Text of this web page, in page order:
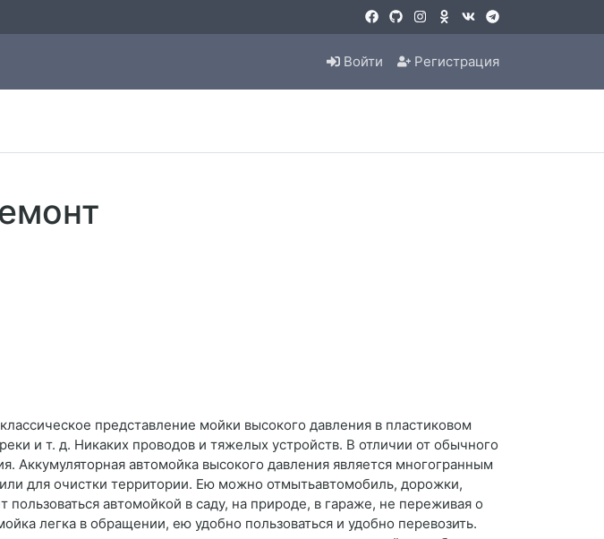
Войти Регистрация
представление мойки высокого давления в пластиковом
и т. д. Никаких проводов и тяжелых устройств. В отличии от обычного
Аккумуляторная автомойка высокого давления является многогранным
для очистки территории. Ею можно отмытьавтомобиль, дорожки,
автомойкой в саду, на природе, в гараже, не переживая о
легка в обращении, ею удобно пользоваться и удобно перевозить.